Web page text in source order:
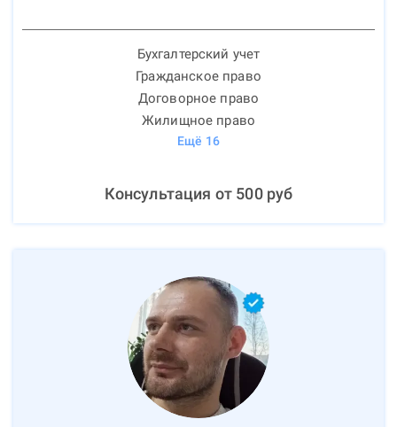
Бухгалтерский учет
Гражданское право
Договорное право
Жилищное право
Ещё 16
Консультация от 500руб